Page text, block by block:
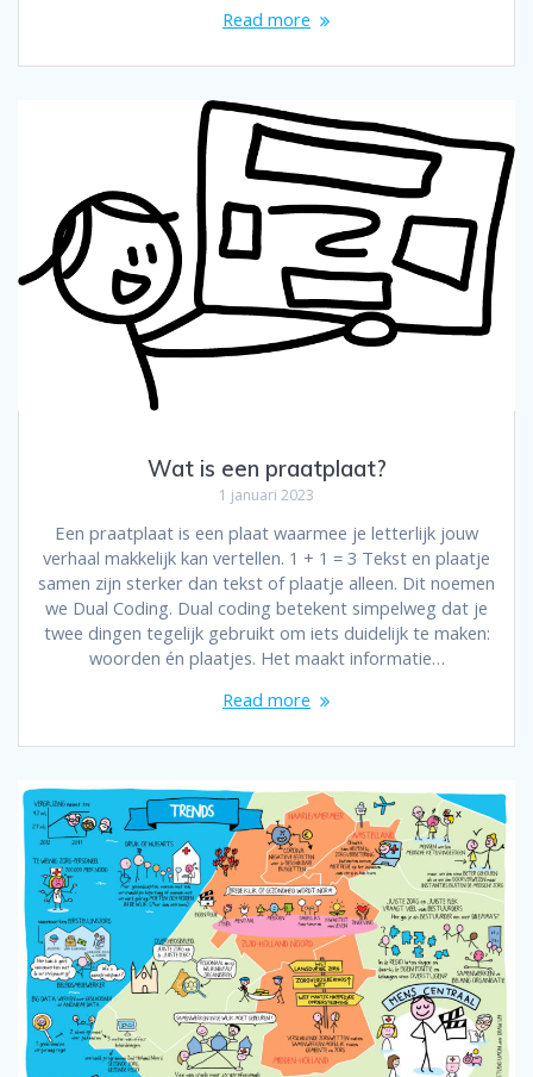
Read more
Wat is een praatplaat?
1 januari 2023
Een praatplaat is een plaat waarmee je letterlijk jouw
verhaal makkelijk kan vertellen. 1 + 1 = 3 Tekst en plaatje
samen zijn sterker dan tekst of plaatje alleen. Dit noemen
we Dual Coding. Dual coding betekent simpelweg dat je
twee dingen tegelijk gebruikt om iets duidelijk te maken:
woorden én plaatjes. Het maakt informatie…
Read more